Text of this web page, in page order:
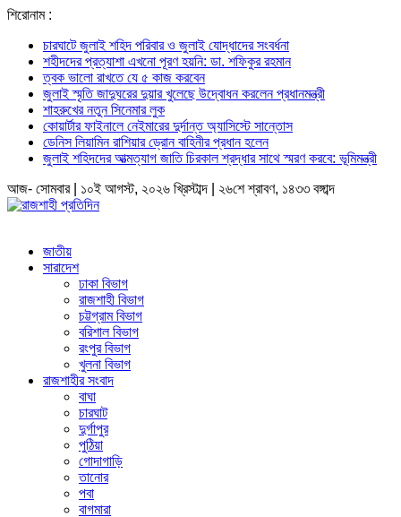
শিরোনাম :
চারঘাটে জুলাই শহিদ পরিবার ও জুলাই যোদ্ধাদের সংবর্ধনা
শহীদদের প্রত্যাশা এখনো পূরণ হয়নি: ডা. শফিকুর রহমান
ত্বক ভালো রাখতে যে ৫ কাজ করবেন
জুলাই স্মৃতি জাদুঘরের দুয়ার খুলেছে উদ্বোধন করলেন প্রধানমন্ত্রী
শাহরুখের নতুন সিনেমার লুক
কোয়ার্টার ফাইনালে নেইমারের দুর্দান্ত অ্যাসিস্টে সান্তোস
ডেনিস লিয়ামিন রাশিয়ার ড্রোন বাহিনীর প্রধান হলেন
জুলাই শহিদদের আত্মত্যাগ জাতি চিরকাল শ্রদ্ধার সাথে স্মরণ করবে: ভূমিমন্ত্রী
আজ- সোমবার | ১০ই আগস্ট, ২০২৬ খ্রিস্টাব্দ | ২৬শে শ্রাবণ, ১৪৩৩ বঙ্গাব্দ
জাতীয়
সারাদেশ
ঢাকা বিভাগ
রাজশাহী বিভাগ
চট্টগ্রাম বিভাগ
বরিশাল বিভাগ
রংপুর বিভাগ
খুলনা বিভাগ
রাজশাহীর সংবাদ
বাঘা
চারঘাট
দুর্গাপুর
পুঠিয়া
গোদাগাড়ি
তানোর
পবা
বাগমারা